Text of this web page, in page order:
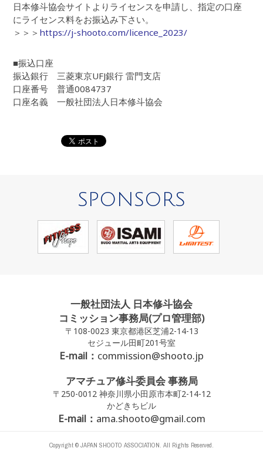
日本修斗協会サイトよりライセンスを申請し、指定の口座
にライセンス料をお振込み下さい。
＞＞＞ https://j-shooto.com/licence_2023/
■振込口座
振込銀行 三菱東京UFJ銀行 雷門支店
口座番号 普通0084737
口座名義 一般社団法人日本修斗協会
SPONSORS
一般社団法人 日本修斗協会
コミッション事務局(プロ管理部)
〒108-0023 東京都港区芝浦2-14-13
セジュール田町201号室
E-mail： commission@shooto.jp
アマチュア修斗委員会 事務局
〒250-0012 神奈川県小田原市本町2-14-12
かどきちビル
E-mail： ama.shooto@gmail.com
Copyright © JAPAN SHOOTO ASSOCIATION. All Rights Reserved.